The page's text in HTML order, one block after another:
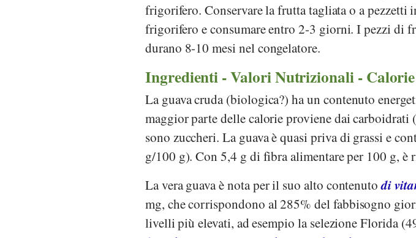
frigorifero. Conservare la frutta tagliata o a pezzetti
frigorifero e consumare entro 2-3 giorni. I pezzi di
durano 8-10 mesi nel congelatore.
Ingredienti - Valori Nutrizionali - Calorie
La guava cruda (biologica?) ha un contenuto
maggior parte delle calorie proviene dai
sono zuccheri. La guava è quasi priva di grassi e
g/100 g). Con 5,4 g di fibra alimentare per 100 g,
La vera guava è nota per il suo alto contenutodi
mg, che corrispondono al 285% del fabbisogno
livelli più elevati, ad esempio la selezione Florida